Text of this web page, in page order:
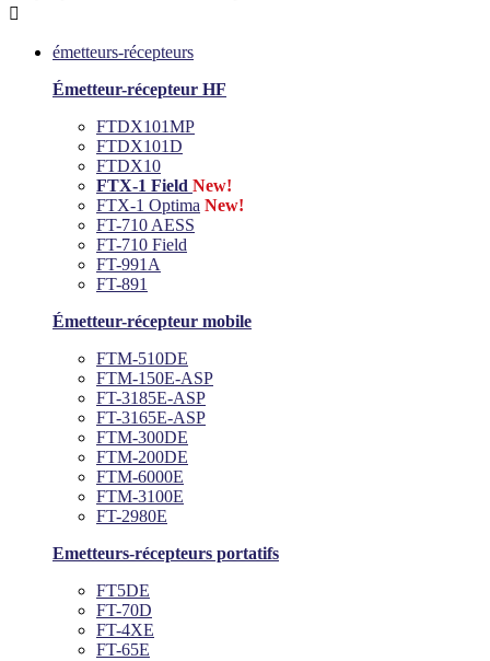

émetteurs-récepteurs
Émetteur-récepteur HF
FTDX101MP
FTDX101D
FTDX10
FTX-1 Field New!
FTX-1 Optima New!
FT-710 AESS
FT-710 Field
FT-991A
FT-891
Émetteur-récepteur mobile
FTM-510DE
FTM-150E-ASP
FT-3185E-ASP
FT-3165E-ASP
FTM-300DE
FTM-200DE
FTM-6000E
FTM-3100E
FT-2980E
Emetteurs-récepteurs portatifs
FT5DE
FT-70D
FT-4XE
FT-65E